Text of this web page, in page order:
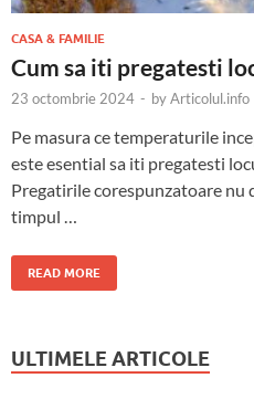
CASA & FAMILIE
Cum sa iti pregatesti
23 octombrie 2024 - byArticolul.info
Pe masura ce temperaturile
este esential sa iti pregatesti
Pregatirile corespunzatoare nu
timpul …
READ MORE
ULTIMELE ARTICOLE